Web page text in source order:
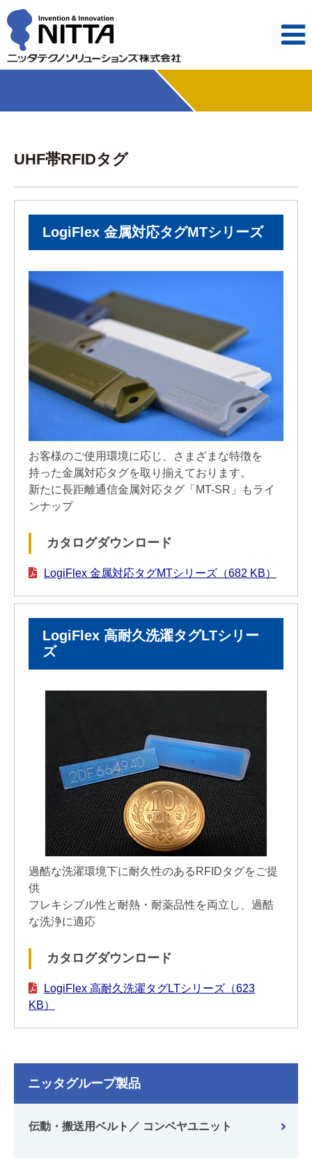

UHF帯RFIDタグ
LogiFlex 金属対応タグMTシリーズ
お客様のご使用環境に応じ、さまざまな特徴を
持った金属対応タグを取り揃えております。
新たに長距離通信金属対応タグ「MT-SR」もライ
ンナップ
カタログダウンロード
LogiFlex 金属対応タグMTシリーズ（682 KB）
LogiFlex 高耐久洗濯タグLTシリー
ズ
過酷な洗濯環境下に耐久性のあるRFIDタグをご提
供
フレキシブル性と耐熱・耐薬品性を両立し、過酷
な洗浄に適応
カタログダウンロード
LogiFlex 高耐久洗濯タグLTシリーズ（623
KB）
ニッタグループ製品
伝動・搬送用ベルト／ コンベヤユニット